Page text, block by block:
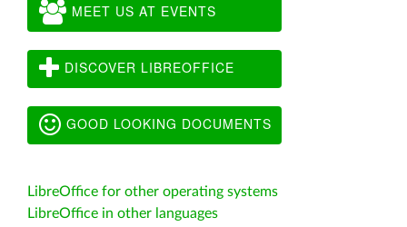
MEET US AT EVENTS
DISCOVER LIBREOFFICE
GOOD LOOKING DOCUMENTS
LibreOffice for other operating systems
LibreOffice in other languages